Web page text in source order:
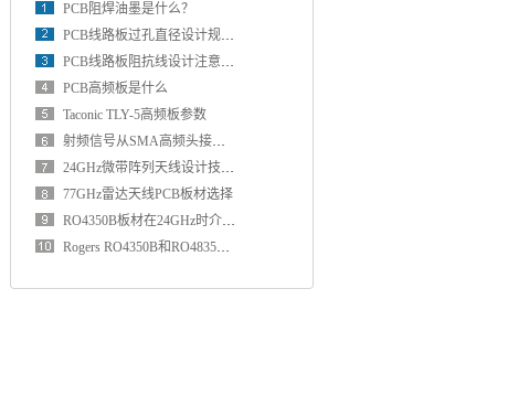
PCB阻焊油墨是什么？
PCB线路板过孔直径设计规范要求
PCB线路板阻抗线设计注意事项
PCB高频板是什么
Taconic TLY-5高频板参数
射频信号从SMA高频头接入PCB方法和影响因素分析
24GHz微带阵列天线设计技巧和注意事项
77GHz雷达天线PCB板材选择
RO4350B板材在24GHz时介电常数和损耗因子是多少？
Rogers RO4350B和RO4835有什么区别？